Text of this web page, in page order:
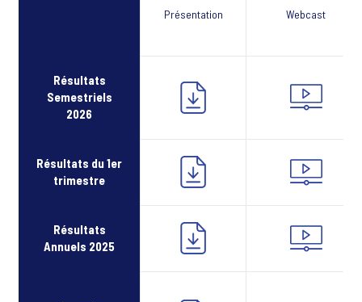
Présentation Webcast
Résultats
Semestriels
2026
Résultats du 1er
trimestre
Résultats
Annuels 2025